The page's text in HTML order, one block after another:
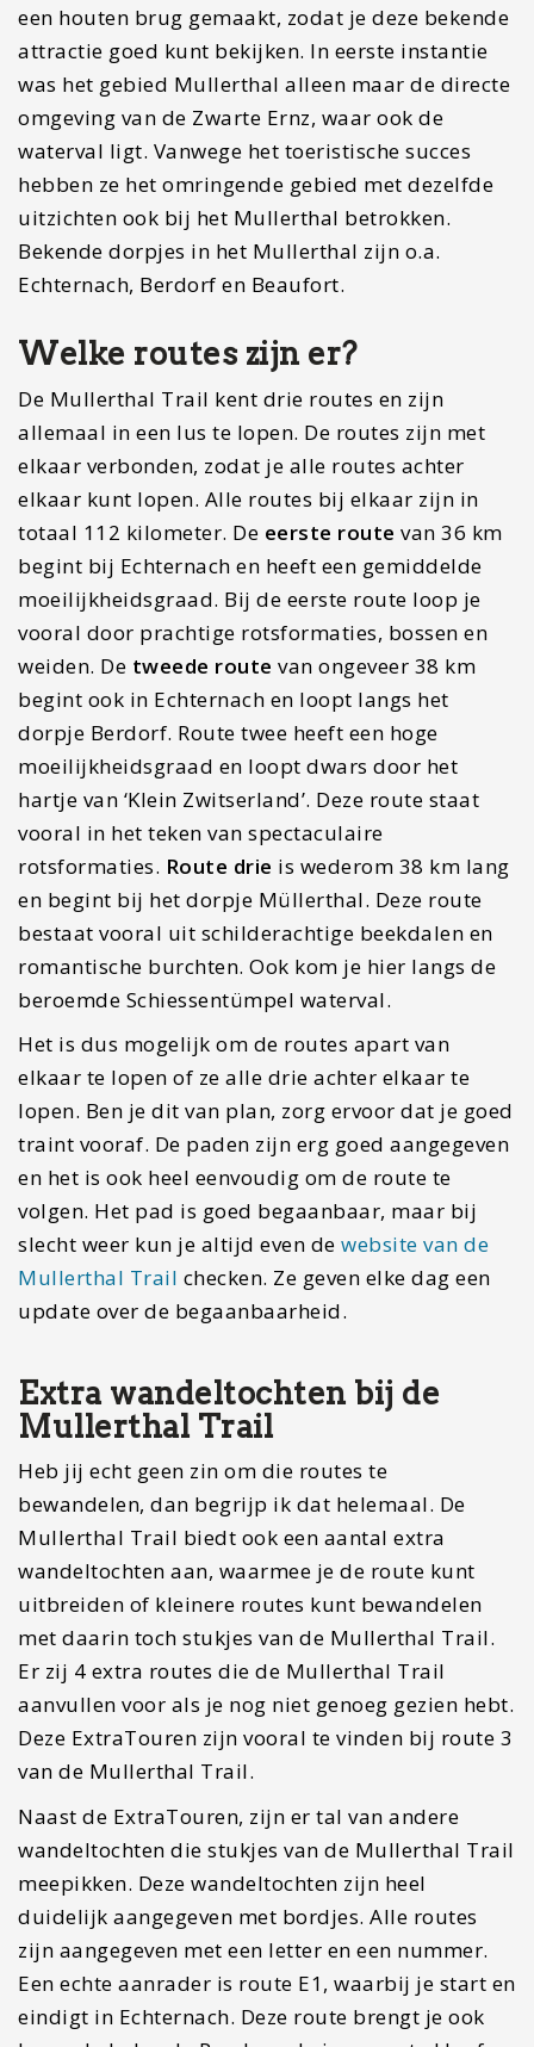
een houten brug gemaakt, zodat je deze bekende
attractie goed kunt bekijken. In eerste instantie
was het gebied Mullerthal alleen maar de directe
omgeving van de Zwarte Ernz, waar ook de
waterval ligt. Vanwege het toeristische succes
hebben ze het omringende gebied met dezelfde
uitzichten ook bij het Mullerthal betrokken.
Bekende dorpjes in het Mullerthal zijn o.a.
Echternach, Berdorf en Beaufort.
Welke routes zijn er?
De Mullerthal Trail kent drie routes en zijn
allemaal in een lus te lopen. De routes zijn met
elkaar verbonden, zodat je alle routes achter
elkaar kunt lopen. Alle routes bij elkaar zijn in
totaal 112 kilometer. De eerste route van 36 km
begint bij Echternach en heeft een gemiddelde
moeilijkheidsgraad. Bij de eerste route loop je
vooral door prachtige rotsformaties, bossen en
weiden. De tweede route van ongeveer 38 km
begint ook in Echternach en loopt langs het
dorpje Berdorf. Route twee heeft een hoge
moeilijkheidsgraad en loopt dwars door het
hartje van ‘Klein Zwitserland’. Deze route staat
vooral in het teken van spectaculaire
rotsformaties. Route drie is wederom 38 km lang
en begint bij het dorpje Müllerthal. Deze route
bestaat vooral uit schilderachtige beekdalen en
romantische burchten. Ook kom je hier langs de
beroemde Schiessentümpel waterval.
Het is dus mogelijk om de routes apart van
elkaar te lopen of ze alle drie achter elkaar te
lopen. Ben je dit van plan, zorg ervoor dat je goed
traint vooraf. De paden zijn erg goed aangegeven
en het is ook heel eenvoudig om de route te
volgen. Het pad is goed begaanbaar, maar bij
slecht weer kun je altijd even de website van de
Mullerthal Trail checken. Ze geven elke dag een
update over de begaanbaarheid.
Extra wandeltochten bij de
Mullerthal Trail
Heb jij echt geen zin om die routes te
bewandelen, dan begrijp ik dat helemaal. De
Mullerthal Trail biedt ook een aantal extra
wandeltochten aan, waarmee je de route kunt
uitbreiden of kleinere routes kunt bewandelen
met daarin toch stukjes van de Mullerthal Trail.
Er zij 4 extra routes die de Mullerthal Trail
aanvullen voor als je nog niet genoeg gezien hebt.
Deze ExtraTouren zijn vooral te vinden bij route 3
van de Mullerthal Trail.
Naast de ExtraTouren, zijn er tal van andere
wandeltochten die stukjes van de Mullerthal Trail
meepikken. Deze wandeltochten zijn heel
duidelijk aangegeven met bordjes. Alle routes
zijn aangegeven met een letter en een nummer.
Een echte aanrader is route E1, waarbij je start en
eindigt in Echternach. Deze route brengt je ook